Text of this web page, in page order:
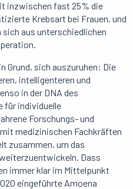
inzwischen fast 25% die
Krebsart bei Frauen, und
aus unterschiedlichen
Grund, sich auszuruhen: Die
intelligenteren und
in der DNA des
für individuelle
Forschungs- und
medizinischen Fachkräften
zusammen, um das
Dass
immer klar im Mittelpunkt
eingeführte Amoena